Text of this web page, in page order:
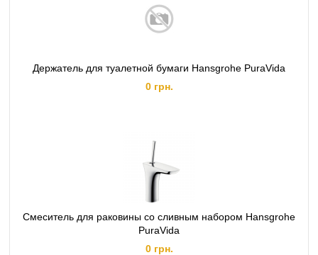
Держатель для туалетной бумаги Hansgrohe PuraVida
0 грн.
Смеситель для раковины со сливным набором Hansgrohe
PuraVida
0 грн.